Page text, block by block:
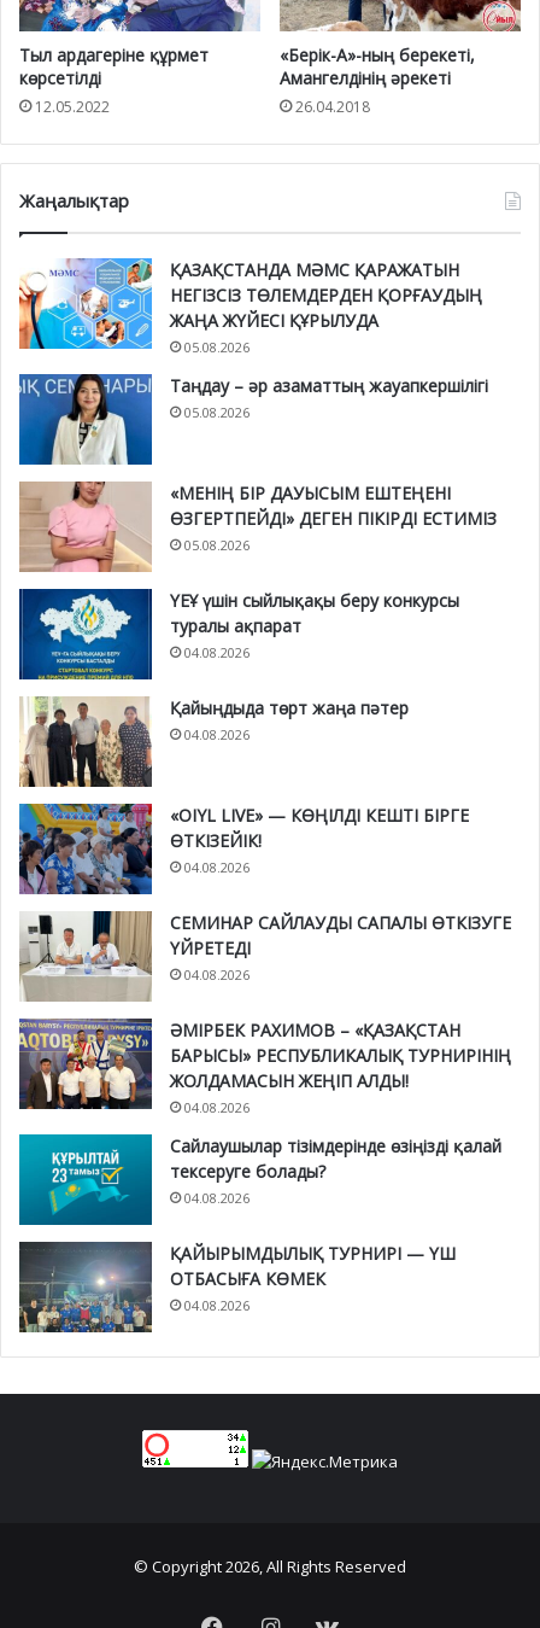
Тыл ардагеріне құрмет
көрсетілді
12.05.2022
«Берік-А»-ның берекеті,
Амангелдінің әрекеті
26.04.2018
Жаңалықтар
ҚАЗАҚСТАНДА МӘМС ҚАРАЖАТЫН
НЕГІЗСІЗ ТӨЛЕМДЕРДЕН ҚОРҒАУДЫҢ
ЖАҢА ЖҮЙЕСІ ҚҰРЫЛУДА
05.08.2026
Таңдау – әр азаматтың жауапкершілігі
05.08.2026
«МЕНІҢ БІР ДАУЫСЫМ ЕШТЕҢЕНІ
ӨЗГЕРТПЕЙДІ» ДЕГЕН ПІКІРДІ ЕСТИМІЗ
05.08.2026
ҮЕҰ үшін сыйлықақы беру конкурсы
туралы ақпарат
04.08.2026
Қайыңдыда төрт жаңа пәтер
04.08.2026
«OIYL LIVE» — КӨҢІЛДІ КЕШТІ БІРГЕ
ӨТКІЗЕЙІК!
04.08.2026
СЕМИНАР САЙЛАУДЫ САПАЛЫ ӨТКІЗУГЕ
ҮЙРЕТЕДІ
04.08.2026
ӘМІРБЕК РАХИМОВ – «ҚАЗАҚСТАН
БАРЫСЫ» РЕСПУБЛИКАЛЫҚ ТУРНИРІНІҢ
ЖОЛДАМАСЫН ЖЕҢІП АЛДЫ!
04.08.2026
Сайлаушылар тізімдерінде өзіңізді қалай
тексеруге болады?
04.08.2026
ҚАЙЫРЫМДЫЛЫҚ ТУРНИРІ — ҮШ
ОТБАСЫҒА КӨМЕК
04.08.2026
© Copyright 2026, All Rights Reserved